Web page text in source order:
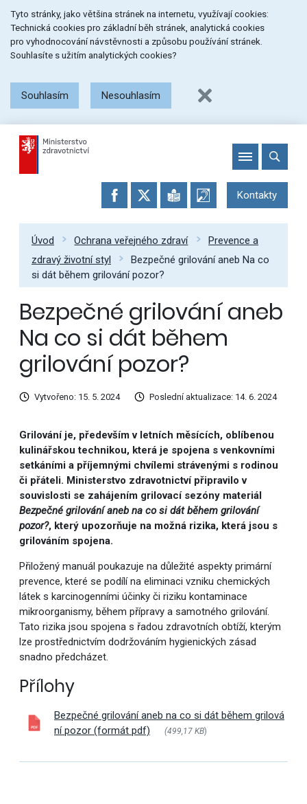
na
menu
na
obsah
na
patičku
stránky
Tyto stránky, jako většina stránek na internetu, využívají cookies:
Technická cookies pro základní běh stránek, analytická cookies
pro vyhodnocování návstěvnosti a způsobu používání stránek.
Souhlasíte s užitím analytických cookies?
Souhlasím Nesouhlasím
Kontakty
Úvod Ochrana veřejného zdraví
Prevence a
zdravý životní styl
Bezpečné grilování aneb Na co
si dát během grilování pozor?
Bezpečné grilování aneb
Na co si dát během
grilování pozor?
Vytvořeno: 15. 5. 2024 Poslední aktualizace: 14. 6. 2024
Grilování je, především v letních měsících, oblíbenou
kulinářskou technikou, která je spojena s venkovními
setkáními a příjemnými chvílemi strávenými s rodinou
či přáteli. Ministerstvo zdravotnictví připravilo v
souvislosti se zahájením grilovací sezóny materiál
Bezpečné grilování aneb na co si dát během grilování
pozor?, který upozorňuje na možná rizika, která jsou s
grilováním spojena.
Přiložený manuál poukazuje na důležité aspekty primární
prevence, které se podílí na eliminaci vzniku chemických
látek s karcinogenními účinky či riziku kontaminace
mikroorganismy, během přípravy a samotného grilování.
Tato rizika jsou spojena s řadou zdravotních obtíží, kterým
lze prostřednictvím dodržováním hygienických zásad
snadno předcházet.
Přílohy
Bezpečné grilování aneb na co si dát během grilová
ní pozor (formát pdf)
(499,17 KB)